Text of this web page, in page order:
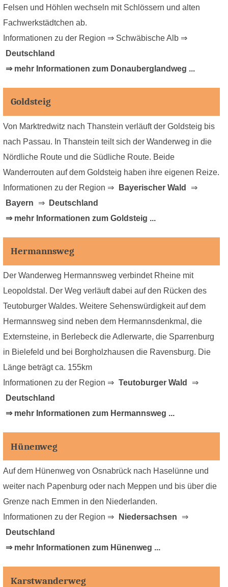
Felsen und Höhlen wechseln mit Schlössern und alten
Fachwerkstädtchen ab.
Informationen zu der Region ⇒ Schwäbische Alb ⇒
Deutschland
⇒ mehr Informationen zum Donauberglandweg ...
Goldsteig
Von Marktredwitz nach Thanstein verläuft der Goldsteig bis
nach Passau. In Thanstein teilt sich der Wanderweg in die
Nördliche Route und die Südliche Route. Beide
Wanderrouten auf dem Goldsteig haben ihre eigenen Reize.
Informationen zu der Region ⇒
Bayerischer Wald
⇒
Bayern
⇒
Deutschland
⇒ mehr Informationen zum Goldsteig ...
Hermannsweg
Der Wanderweg Hermannsweg verbindet Rheine mit
Leopoldstal. Der Weg verläuft dabei auf den Rücken des
Teutoburger Waldes. Weitere Sehenswürdigkeit auf dem
Hermannsweg sind neben dem Hermannsdenkmal, die
Externsteine, in Berlebeck die Adlerwarte, die Sparrenburg
in Bielefeld und bei Borgholzhausen die Ravensburg. Die
Länge beträgt ca. 155km
Informationen zu der Region ⇒ Teutoburger Wald
⇒
Deutschland
⇒ mehr Informationen zum Hermannsweg ...
Hünenweg
Auf dem Hünenweg von Osnabrück nach Haselünne und
weiter nach Papenburg oder nach Meppen und bis über die
Grenze nach Emmen in den Niederlanden.
Informationen zu der Region ⇒
Niedersachsen
⇒
Deutschland
⇒ mehr Informationen zum Hünenweg ...
Karstwanderweg